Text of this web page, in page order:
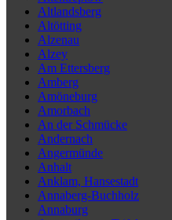
Altlandsberg
Altötting
Alzenau
Alzey
Am Ettersberg
Amberg
Amöneburg
Amorbach
An der Schmücke
Andernach
Angermünde
Anhalt
Anklam, Hansestadt
Annaberg-Buchholz
Annaburg